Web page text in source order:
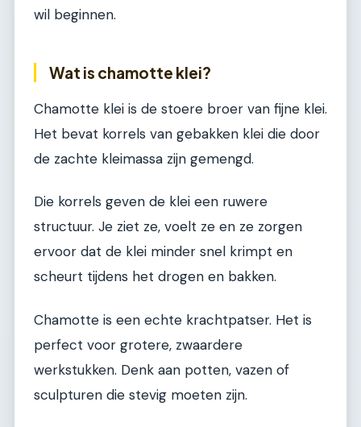
wil beginnen.
Wat is chamotte klei?
Chamotte klei is de stoere broer van fijne klei.
Het bevat korrels van gebakken klei die door
de zachte kleimassa zijn gemengd.
Die korrels geven de klei een ruwere
structuur. Je ziet ze, voelt ze en ze zorgen
ervoor dat de klei minder snel krimpt en
scheurt tijdens het drogen en bakken.
Chamotte is een echte krachtpatser. Het is
perfect voor grotere, zwaardere
werkstukken. Denk aan potten, vazen of
sculpturen die stevig moeten zijn.